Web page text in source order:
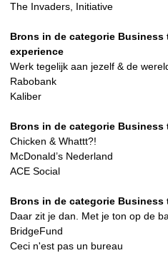
The Invaders, Initiative
Brons in de categorie Business
experience
Werk tegelijk aan jezelf & de
Rabobank
Kaliber
Brons in de categorie Business
Chicken & Whattt?!
McDonald’s Nederland
ACE Social
Brons in de categorie Business
Daar zit je dan. Met je ton op de
BridgeFund
Ceci n'est pas un bureau